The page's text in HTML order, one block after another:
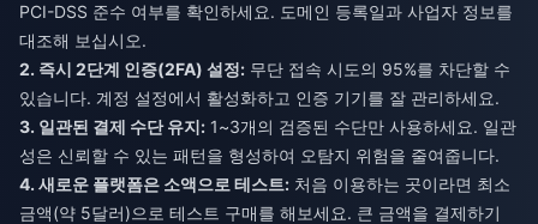
PCI-DSS 준수 여부를 확인하세요. 도메인 등록일과 사업자 정보를
대조해 보십시오.
2. 즉시 2단계 인증(2FA) 설정: 무단 접속 시도의 95%를 차단할 수
있습니다. 계정 설정에서 활성화하고 인증 기기를 잘 관리하세요.
3. 일관된 결제 수단 유지: 1~3개의 검증된 수단만 사용하세요. 일관
성은 신뢰할 수 있는 패턴을 형성하여 오탐지 위험을 줄여줍니다.
4. 새로운 플랫폼은 소액으로 테스트: 처음 이용하는 곳이라면 최소
금액(약 5달러)으로 테스트 구매를 해보세요. 큰 금액을 결제하기